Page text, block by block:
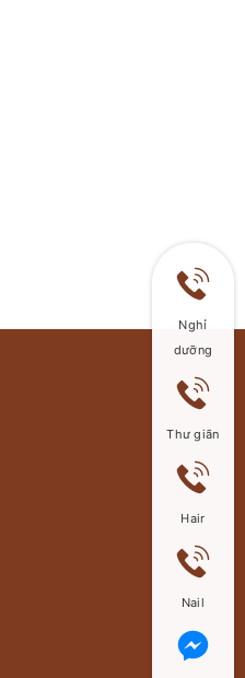
Nghỉ
dưỡng
Thư giãn
Hair
Nail